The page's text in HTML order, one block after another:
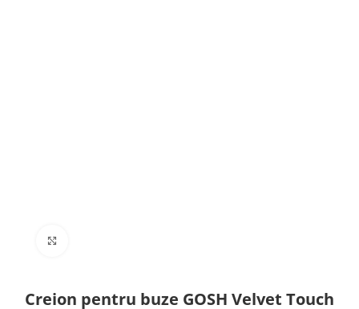
Creion pentru buze GOSH Velvet Touch